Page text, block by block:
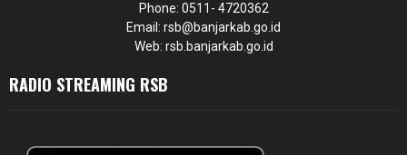
Phone: 0511- 4720362
Email: rsb@banjarkab.go.id
Web: rsb.banjarkab.go.id
RADIO STREAMING RSB